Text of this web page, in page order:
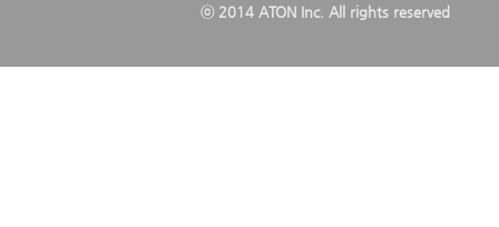
ⓒ 2014 ATON Inc. All rights reserved